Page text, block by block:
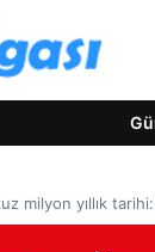
milyon yıllık